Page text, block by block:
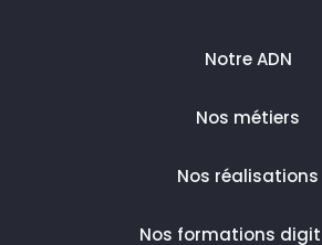
Notre ADN
Nos métiers
Nos réalisations
Nos formations